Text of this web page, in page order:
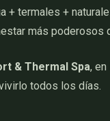
+ termales +
más poderosos
& Thermal Spa, en
todos los días.